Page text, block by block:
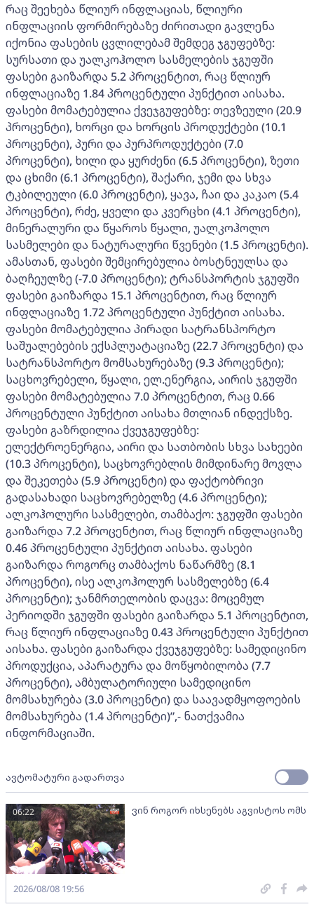
რაც შეეხება წლიურ ინფლაციას, წლიური
ინფლაციის ფორმირებაზე ძირითადი გავლენა
იქონია ფასების ცვლილებამ შემდეგ ჯგუფებზე:
სურსათი და უალკოჰოლო სასმელების ჯგუფში
ფასები გაიზარდა 5.2 პროცენტით, რაც წლიურ
ინფლაციაზე 1.84 პროცენტული პუნქტით აისახა.
ფასები მომატებულია ქვეჯგუფებზე: თევზეული (20.9
პროცენტი), ხორცი და ხორცის პროდუქტები (10.1
პროცენტი), პური და პურპროდუქტები (7.0
პროცენტი), ხილი და ყურძენი (6.5 პროცენტი), ზეთი
და ცხიმი (6.1 პროცენტი), შაქარი, ჯემი და სხვა
ტკბილეული (6.0 პროცენტი), ყავა, ჩაი და კაკაო (5.4
პროცენტი), რძე, ყველი და კვერცხი (4.1 პროცენტი),
მინერალური და წყაროს წყალი, უალკოჰოლო
სასმელები და ნატურალური წვენები (1.5 პროცენტი).
ამასთან, ფასები შემცირებულია ბოსტნეულსა და
ბაღჩეულზე (-7.0 პროცენტი); ტრანსპორტის ჯგუფში
ფასები გაიზარდა 15.1 პროცენტით, რაც წლიურ
ინფლაციაზე 1.72 პროცენტული პუნქტით აისახა.
ფასები მომატებულია პირადი სატრანსპორტო
საშუალებების ექსპლუატაციაზე (22.7 პროცენტი) და
სატრანსპორტო მომსახურებაზე (9.3 პროცენტი);
საცხოვრებელი, წყალი, ელ.ენერგია, აირის ჯგუფში
ფასები მომატებულია 7.0 პროცენტით, რაც 0.66
პროცენტული პუნქტით აისახა მთლიან ინდექსზე.
ფასები გაზრდილია ქვეჯგუფებზე:
ელექტროენერგია, აირი და სათბობის სხვა სახეები
(10.3 პროცენტი), საცხოვრებლის მიმდინარე მოვლა
და შეკეთება (5.9 პროცენტი) და ფაქტობრივი
გადასახადი საცხოვრებელზე (4.6 პროცენტი);
ალკოჰოლური სასმელები, თამბაქო: ჯგუფში ფასები
გაიზარდა 7.2 პროცენტით, რაც წლიურ ინფლაციაზე
0.46 პროცენტული პუნქტით აისახა. ფასები
გაიზარდა როგორც თამბაქოს ნაწარმზე (8.1
პროცენტი), ისე ალკოჰოლურ სასმელებზე (6.4
პროცენტი); ჯანმრთელობის დაცვა: მოცემულ
პერიოდში ჯგუფში ფასები გაიზარდა 5.1 პროცენტით,
რაც წლიურ ინფლაციაზე 0.43 პროცენტული პუნქტით
აისახა. ფასები გაიზარდა ქვეჯგუფებზე: სამედიცინო
პროდუქცია, აპარატურა და მოწყობილობა (7.7
პროცენტი), ამბულატორიული სამედიცინო
მომსახურება (3.0 პროცენტი) და საავადმყოფოების
მომსახურება (1.4 პროცენტი)”,- ნათქვამია
ინფორმაციაში.
ავტომატური გადართვა
ვინ როგორ იხსენებს აგვისტოს ომს
06:22
2026/08/08 19:56